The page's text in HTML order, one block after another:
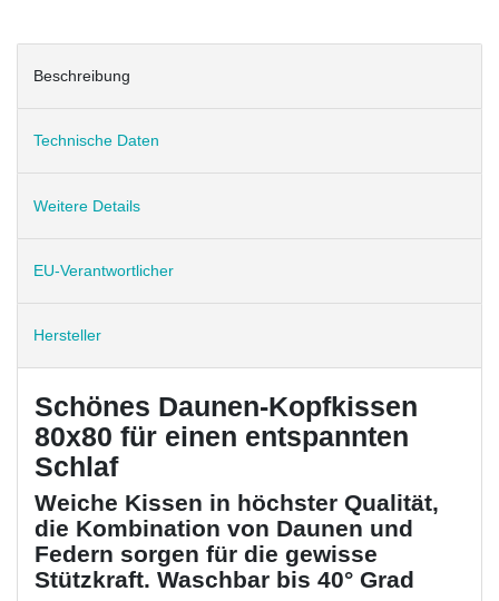
Beschreibung
Technische Daten
Weitere Details
EU-Verantwortlicher
Hersteller
Schönes Daunen-Kopfkissen
80x80 für einen entspannten
Schlaf
Weiche Kissen in höchster Qualität,
die Kombination von Daunen und
Federn sorgen für die gewisse
Stützkraft. Waschbar bis 40° Grad